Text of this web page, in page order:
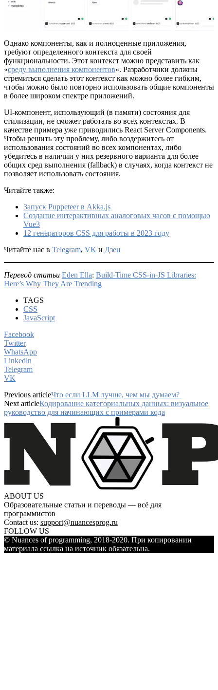
Однако компоненты, как и полноценные приложения,
требуют определенного контекста для своей
функциональности. Этот контекст можно представить как
«среду выполнения компонентов«. Разработчики должны
стремиться сделать этот контекст как можно более гибким,
чтобы можно было повторно использовать общие компоненты
в более широком спектре приложений.
UI-компонент, использующий (в памяти) состояния для
стилизации, не сможет работать во всех контекстах. В
качестве примера уже приводились React Server Components.
Чтобы решить эту проблему, либо воздержитесь от
использования состояний во всех компонентах, либо
убедитесь в наличии у них резервного варианта для более
общих сред выполнения (fallback) в случаях, когда контекст не
позволяет использовать состояния.
Читайте также:
Запуск Puppeteer в Akka.js
Создание интерактивных аналоговых часов с помощью
Vue3
12 генераторов CSS для работы в 2023 году
Читайте нас в Telegram, VK и Дзен
Перевод статьи Eden Ella: Build-Time CSS-in-JS Libraries:
Here’s Why They Are Trending
TAGS
CSS
JavaScript
Facebook
Twitter
WhatsApp
Linkedin
Telegram
VK
Previous articleЧто если LLM лучше, чем мы думаем?
Next articleКодирование категориальных данных: визуальное
руководство для начинающих с примерами кода
ABOUT US
Образовательные статьи и переводы — всё для
программистов
Contact us: support@nuancesprog.ru
FOLLOW US
© Nuances of programming, 2018-2020. При копировании
материала ссылка на источник обязательна.